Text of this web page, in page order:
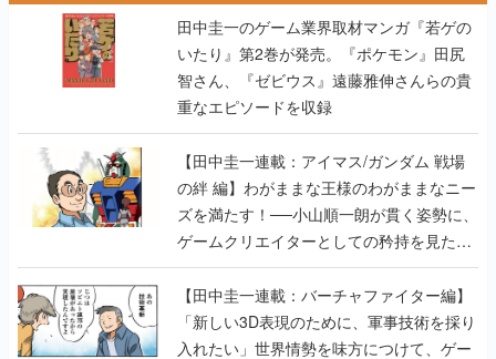
田中圭一のゲーム業界取材マンガ『若ゲの
いたり』第2巻が発売。『ポケモン』田尻
智さん、『ゼビウス』遠藤雅伸さんらの貴
重なエピソードを収録
【田中圭一連載：アイマス/ガンダム 戦場
の絆 編】わがままな王様のわがままなニー
ズを満たす！──小山順一朗が貫く姿勢に、
ゲームクリエイターとしての矜持を見た
【若ゲのいたり最終回】
【田中圭一連載：バーチャファイター編】
「新しい3D表現のために、軍事技術を採り
入れたい」世界情勢を味方につけて、ゲー